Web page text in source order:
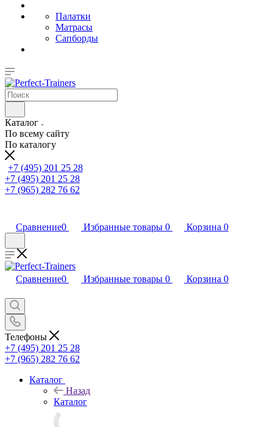
Палатки
Матрасы
Сапборды
Каталог
По всему сайту
По каталогу
+7 (495) 201 25 28
+7 (495) 201 25 28
+7 (965) 282 76 62
Сравнение0 Избранные товары 0 Корзина 0
Сравнение0 Избранные товары 0 Корзина 0
Телефоны
+7 (495) 201 25 28
+7 (965) 282 76 62
Каталог
Назад
Каталог